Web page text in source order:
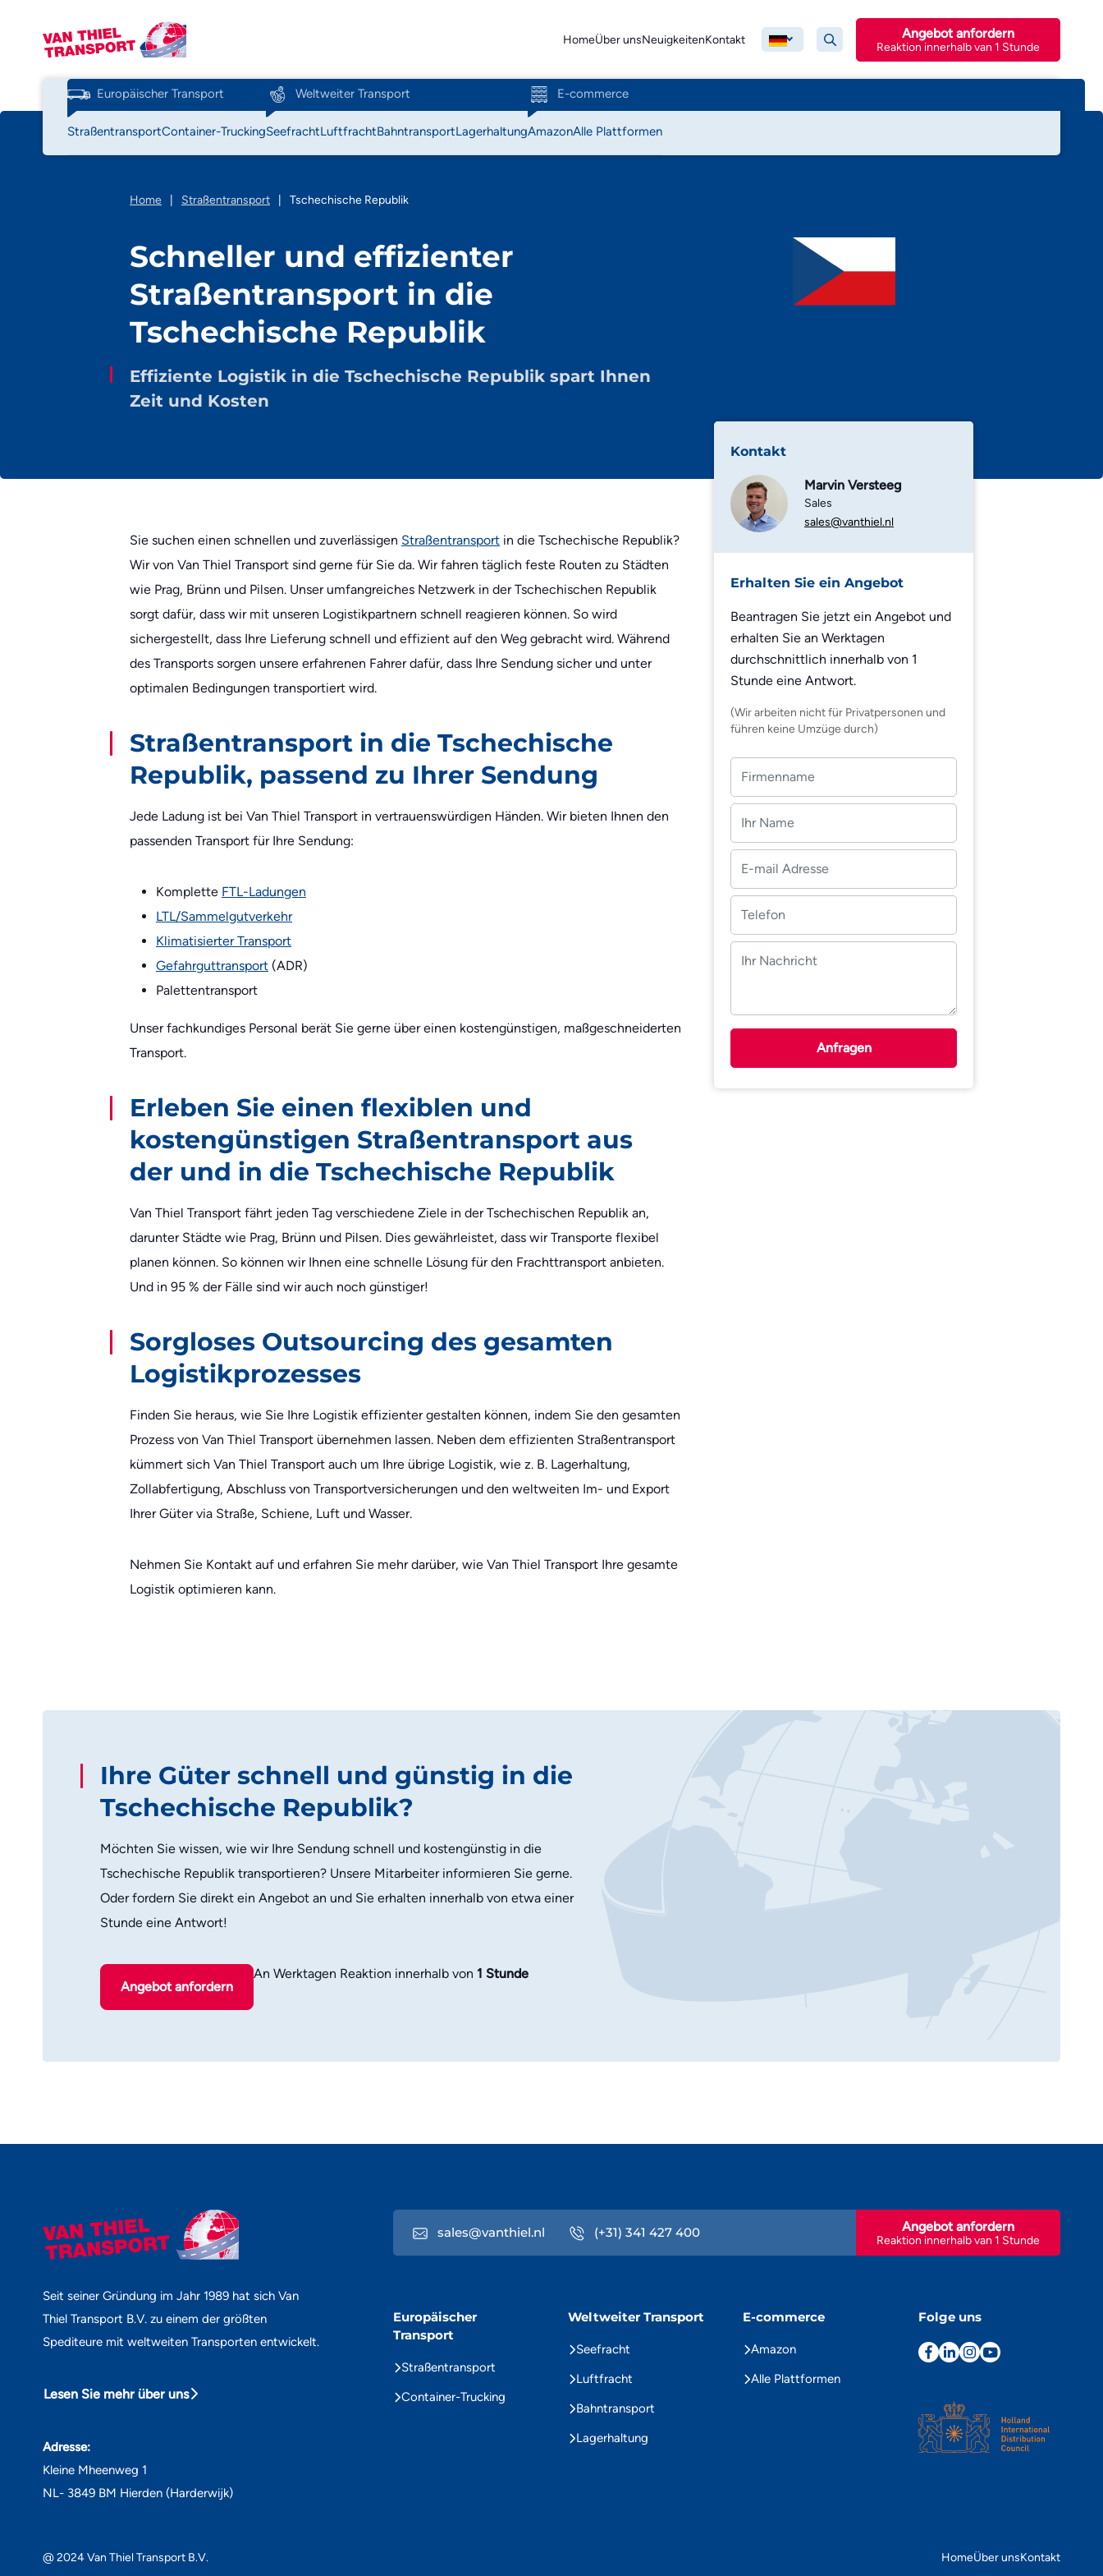
HomeÜber unsNeuigkeitenKontakt Reaktion innerhalb van 1 Stunde
Angebot anfordern
Europäischer Transport
StraßentransportContainer-Trucking
Weltweiter Transport
SeefrachtLuftfrachtBahntransportLagerhaltung
E-commerce
AmazonAlle Plattformen
Edeka
Home Straßentransport Tschechische Republik
Schneller und effizienter
Straßentransport in die
Tschechische Republik
Effiziente Logistik in die Tschechische Republik spart Ihnen
Zeit und Kosten
Sie suchen einen schnellen und zuverlässigen Straßentransport in die Tschechische Republik?
Wir von Van Thiel Transport sind gerne für Sie da. Wir fahren täglich feste Routen zu Städten
wie Prag, Brünn und Pilsen. Unser umfangreiches Netzwerk in der Tschechischen Republik
sorgt dafür, dass wir mit unseren Logistikpartnern schnell reagieren können. So wird
sichergestellt, dass Ihre Lieferung schnell und effizient auf den Weg gebracht wird. Während
des Transports sorgen unsere erfahrenen Fahrer dafür, dass Ihre Sendung sicher und unter
optimalen Bedingungen transportiert wird.
Straßentransport in die Tschechische
Republik, passend zu Ihrer Sendung
Jede Ladung ist bei Van Thiel Transport in vertrauenswürdigen Händen. Wir bieten Ihnen den
passenden Transport für Ihre Sendung:
Komplette FTL-Ladungen
LTL/Sammelgutverkehr
Klimatisierter Transport
Gefahrguttransport (ADR)
Palettentransport
Unser fachkundiges Personal berät Sie gerne über einen kostengünstigen, maßgeschneiderten
Transport.
Erleben Sie einen flexiblen und
kostengünstigen Straßentransport aus
der und in die Tschechische Republik
Van Thiel Transport fährt jeden Tag verschiedene Ziele in der Tschechischen Republik an,
darunter Städte wie Prag, Brünn und Pilsen. Dies gewährleistet, dass wir Transporte flexibel
planen können. So können wir Ihnen eine schnelle Lösung für den Frachttransport anbieten.
Und in 95 % der Fälle sind wir auch noch günstiger!
Sorgloses Outsourcing des gesamten
Logistikprozesses
Finden Sie heraus, wie Sie Ihre Logistik effizienter gestalten können, indem Sie den gesamten
Prozess von Van Thiel Transport übernehmen lassen. Neben dem effizienten Straßentransport
kümmert sich Van Thiel Transport auch um Ihre übrige Logistik, wie z. B. Lagerhaltung,
Zollabfertigung, Abschluss von Transportversicherungen und den weltweiten Im- und Export
Ihrer Güter via Straße, Schiene, Luft und Wasser.
Nehmen Sie Kontakt auf und erfahren Sie mehr darüber, wie Van Thiel Transport Ihre gesamte
Logistik optimieren kann.
Kontakt
Marvin Versteeg
Sales
sales@vanthiel.nl
Erhalten Sie ein Angebot
Beantragen Sie jetzt ein Angebot und
erhalten Sie an Werktagen
durchschnittlich innerhalb von 1
Stunde eine Antwort.
(Wir arbeiten nicht für Privatpersonen und
führen keine Umzüge durch)
Anfragen
Ihre Güter schnell und günstig in die
Tschechische Republik?
Möchten Sie wissen, wie wir Ihre Sendung schnell und kostengünstig in die
Tschechische Republik transportieren? Unsere Mitarbeiter informieren Sie gerne.
Oder fordern Sie direkt ein Angebot an und Sie erhalten innerhalb von etwa einer
Stunde eine Antwort!
Angebot anfordern
An Werktagen Reaktion innerhalb von 1 Stunde
Seit seiner Gründung im Jahr 1989 hat sich Van
Thiel Transport B.V. zu einem der größten
Spediteure mit weltweiten Transporten entwickelt.
Lesen Sie mehr über uns
Adresse:
Kleine Mheenweg 1
NL- 3849 BM Hierden (Harderwijk)
sales@vanthiel.nl (+31) 341 427 400 Reaktion innerhalb van 1 Stunde
Angebot anfordern
Europäischer
Transport
Straßentransport
Container-Trucking
Weltweiter Transport
Seefracht
Luftfracht
Bahntransport
Lagerhaltung
E-commerce
Amazon
Alle Plattformen
Folge uns
@ 2024 Van Thiel Transport B.V. HomeÜber unsKontakt